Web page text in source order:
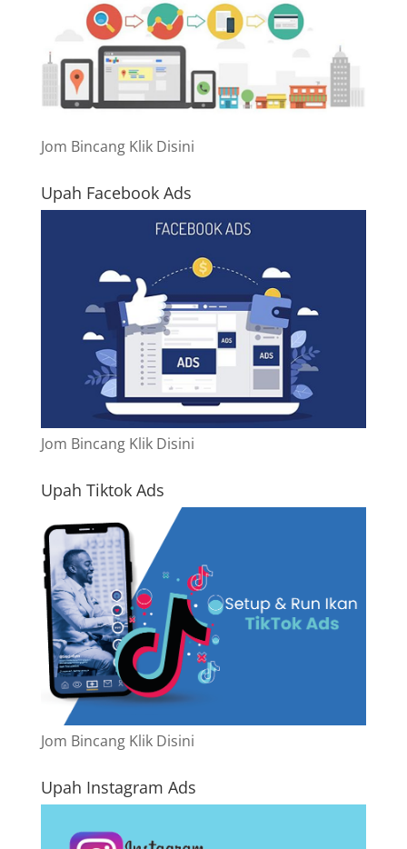
Jom Bincang Klik Disini
Upah Facebook Ads
Jom Bincang Klik Disini
Upah Tiktok Ads
Jom Bincang Klik Disini
Upah Instagram Ads